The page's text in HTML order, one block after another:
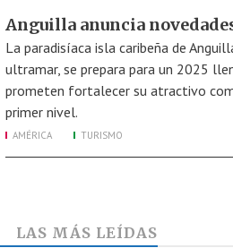
Anguilla anuncia
La paradisíaca isla caribeña de
ultramar, se prepara para un 2025
prometen fortalecer su atractivo
primer nivel.
AMÉRICA TURISMO
LAS MÁS LEÍDAS